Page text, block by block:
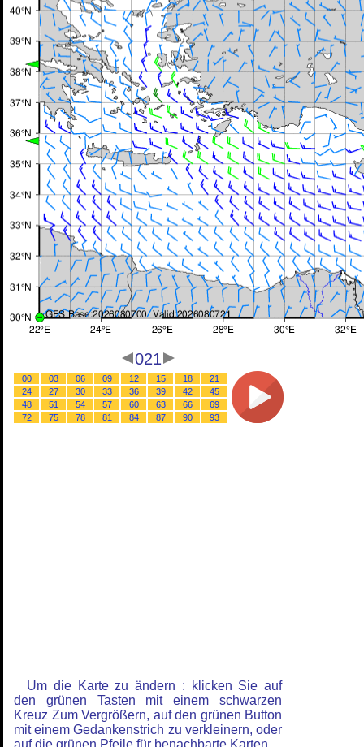
021
00 03 06 09 12 15 18
21
24
27 30 33 36 39 42
45
48
51 54 57 60 63 66
69
72
75 78 81 84 87 90 93
Um die Karte zu ändern : klicken Sie auf
den grünen Tasten mit einem schwarzen
Kreuz Zum Vergrößern, auf den grünen Button
mit einem Gedankenstrich zu verkleinern, oder
auf die grünen Pfeile für benachbarte Karten.